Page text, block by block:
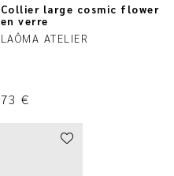
Collier large cosmic flower
en verre
LAÔMA ATELIER
73€